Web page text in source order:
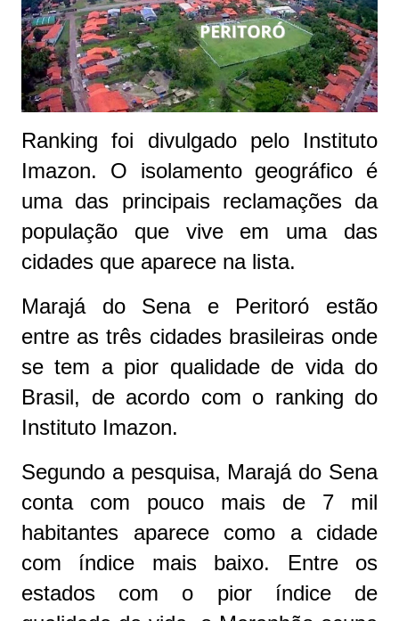
Ranking foi divulgado pelo Instituto
Imazon. O isolamento geográfico é
uma das principais reclamações da
população que vive em uma das
cidades que aparece na lista.
Marajá do Sena e Peritoró estão
entre as três cidades brasileiras onde
se tem a pior qualidade de vida do
Brasil, de acordo com o ranking do
Instituto Imazon.
Segundo a pesquisa, Marajá do Sena
conta com pouco mais de 7 mil
habitantes aparece como a cidade
com índice mais baixo. Entre os
estados com o pior índice de